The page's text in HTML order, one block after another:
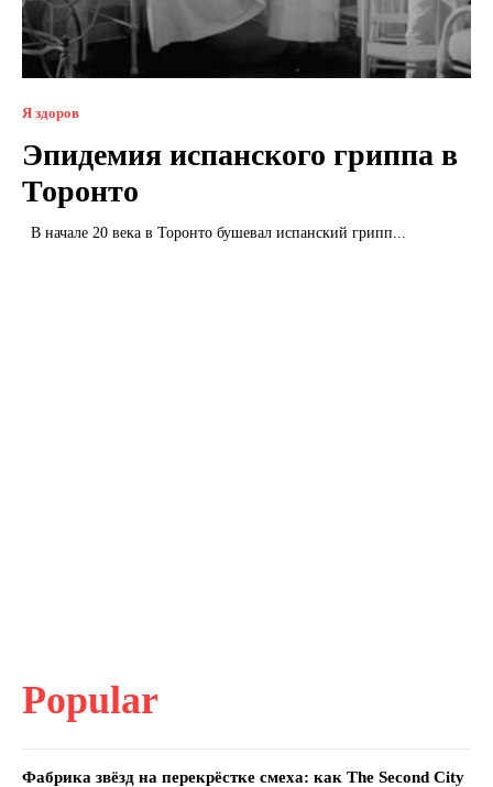
Я здоров
Эпидемия испанского гриппа в
Торонто
В начале 20 века в Торонто бушевал испанский грипп...
Popular
Фабрика звёзд на перекрёстке смеха: как The Second City